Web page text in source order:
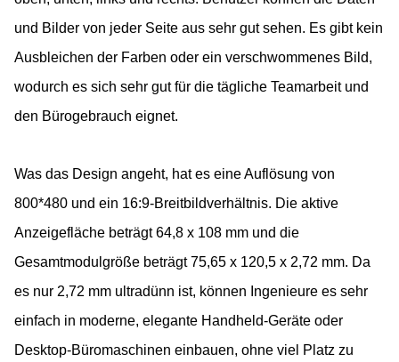
und Bilder von jeder Seite aus sehr gut sehen. Es gibt kein
Ausbleichen der Farben oder ein verschwommenes Bild,
wodurch es sich sehr gut für die tägliche Teamarbeit und
den Bürogebrauch eignet.
Was das Design angeht, hat es eine Auflösung von
800*480 und ein 16:9-Breitbildverhältnis. Die aktive
Anzeigefläche beträgt 64,8 x 108 mm und die
Gesamtmodulgröße beträgt 75,65 x 120,5 x 2,72 mm. Da
es nur 2,72 mm ultradünn ist, können Ingenieure es sehr
einfach in moderne, elegante Handheld-Geräte oder
Desktop-Büromaschinen einbauen, ohne viel Platz zu